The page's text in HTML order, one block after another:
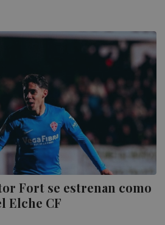
Fort se estrenan como
Elche CF